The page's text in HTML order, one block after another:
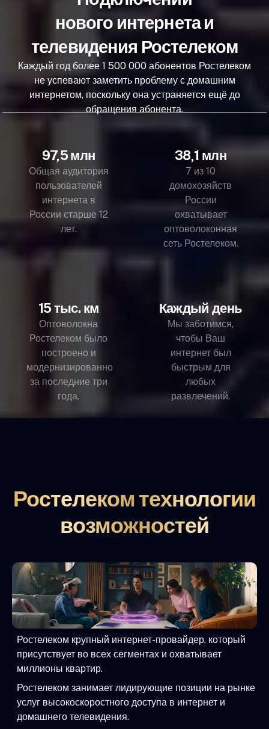
нового интернета и
телевидения Ростелеком
Каждый год более 1 500 000 абонентов Ростелеком
не успевают заметить проблему с домашним
интернетом, поскольку она устраняется ещё до
обращения абонента.
97,5 млн
Общая аудитория
пользователей
интернета в
России старше 12
лет.
38,1 млн
7 из 10
домохозяйств
России
охватывает
оптоволоконная
сеть Ростелеком.
15 тыс. км
Оптоволокна
Ростелеком было
построено и
модернизированно
за последние три
года.
Каждый день
Мы заботимся,
чтобы Ваш
интернет был
быстрым для
любых
развлечений.
Ростелеком технологии
возможностей
Ростелеком крупный интернет-провайдер, который
присутствует во всех сегментах и охватывает
миллионы квартир.
Ростелеком занимает лидирующие позиции на рынке
услуг высокоскоростного доступа в интернет и
домашнего телевидения.